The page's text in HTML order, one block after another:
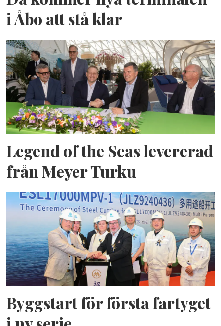
i Åbo att stå klar
Legend of the Seas levererad
från Meyer Turku
Byggstart för första fartyget